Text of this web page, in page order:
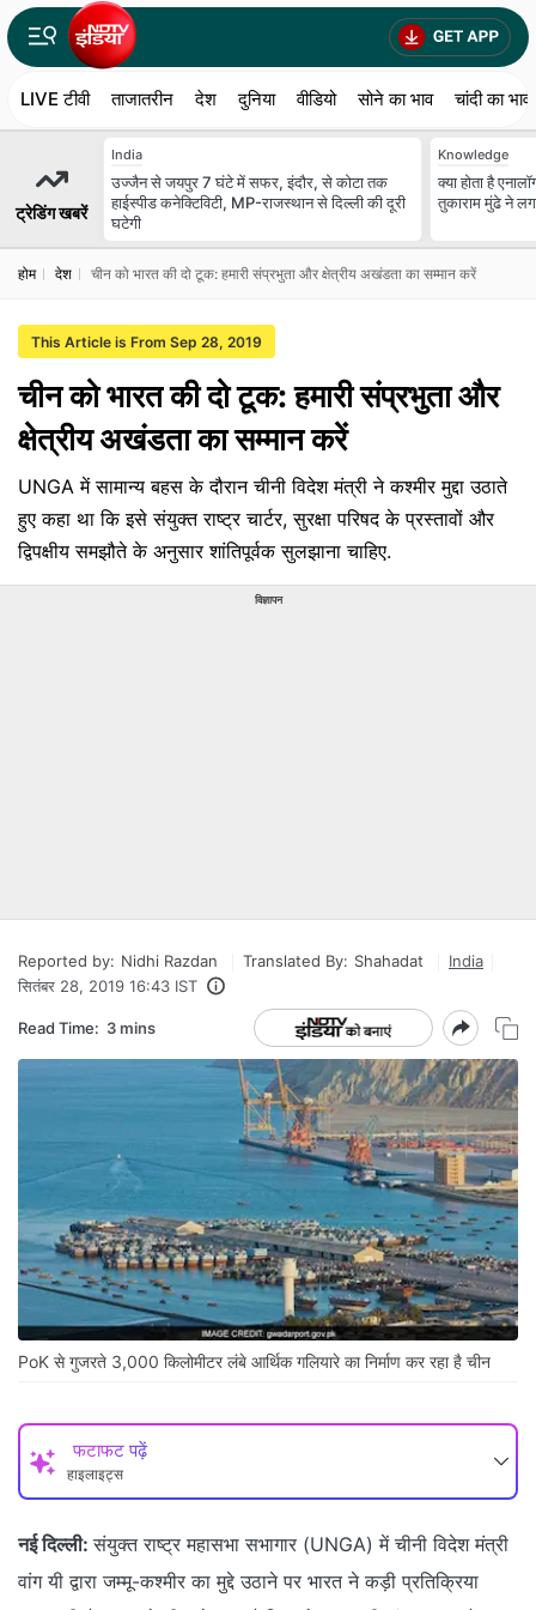
LIVE टीवी ताजातरीन देश दुनिया वीडियो सोने का भाव चांदी का भाव
ट्रेडिंग खबरें
India
उज्जैन से जयपुर 7 घंटे में सफर, इंदौर, से कोटा तक
हाईस्पीड कनेक्टिविटी, MP-राजस्थान से दिल्ली की दूरी
घटेगी
Knowledge
क्या होता है
तुकाराम मुंढे ने
होम देश चीन को भारत की दो टूक: हमारी संप्रभुता और क्षेत्रीय अखंडता का सम्मान करें
This Article is From Sep 28, 2019
चीन को भारत की दो टूक: हमारी संप्रभुता और
क्षेत्रीय अखंडता का सम्मान करें
UNGA में सामान्य बहस के दौरान चीनी विदेश मंत्री ने कश्मीर मुद्दा उठाते
हुए कहा था कि इसे संयुक्त राष्ट्र चार्टर, सुरक्षा परिषद के प्रस्तावों और
द्विपक्षीय समझौते के अनुसार शांतिपूर्वक सुलझाना चाहिए.
विज्ञापन
Reported by: Nidhi Razdan Translated By: Shahadat
India
सितंबर 28, 2019 16:43 IST
Read Time: 3 mins
PoK से गुजरते 3,000 किलोमीटर लंबे आर्थिक गलियारे का निर्माण कर रहा है चीन
फटाफट पढ़ें
हाइलाइट्स
नई दिल्ली: संयुक्त राष्ट्र महासभा सभागार (UNGA) में चीनी विदेश मंत्री
वांग यी द्वारा जम्मू-कश्मीर का मुद्दे उठाने पर भारत ने कड़ी प्रतिक्रिया